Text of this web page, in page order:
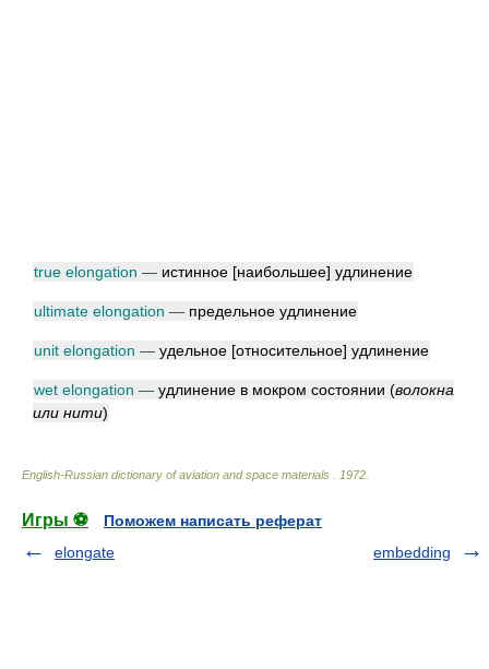
true elongation — истинное [наибольшее] удлинение
ultimate elongation — предельное удлинение
unit elongation — удельное [относительное] удлинение
wet elongation — удлинение в мокром состоянии (волокна
или нити)
English-Russian dictionary of aviation and space materials 1972
Игры ⚽
Поможем написать реферат
elongate
embedding